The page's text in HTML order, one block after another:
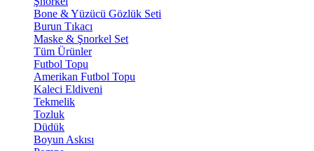
Bone & Yüzücü Gözlük Seti
Burun Tıkacı
Maske & Şnorkel Set
Tüm Ürünler
Futbol Topu
Amerikan Futbol Topu
Kaleci Eldiveni
Tekmelik
Tozluk
Düdük
Boyun Askısı